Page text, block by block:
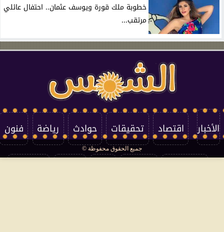
خطوبة ملك قورة ويوسف عثمان.. احتفال عائلي
مرتقب...
الأخبار اقتصاد تحقيقات حوادث رياضة فنون
جميع الحقوق محفوظة ©